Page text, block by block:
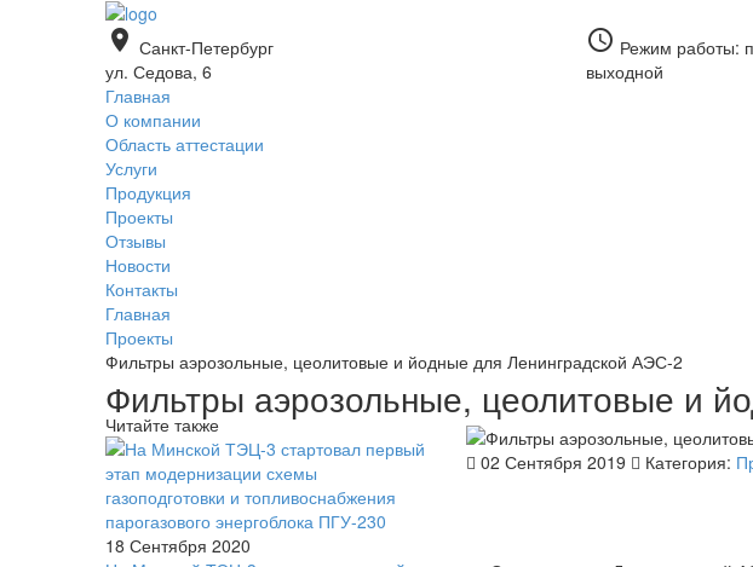
place Санкт-Петербург
ул. Седова, 6
access_time Режим работы:
выходной
Главная
О компании
Область аттестации
Услуги
Продукция
Проекты
Отзывы
Новости
Контакты
Главная
Проекты
Фильтры аэрозольные, цеолитовые и йодные для Ленинградской АЭС-2
Фильтры аэрозольные, цеолитовые и
Читайте также
18 Сентября 2020
02 Сентября 2019 Категория: